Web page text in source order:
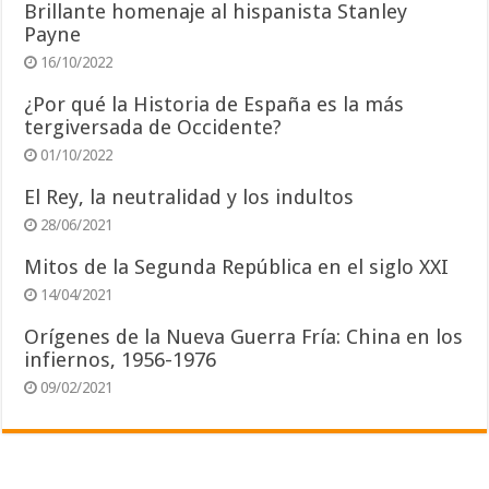
Brillante homenaje al hispanista Stanley
Payne
16/10/2022
¿Por qué la Historia de España es la más
tergiversada de Occidente?
01/10/2022
El Rey, la neutralidad y los indultos
28/06/2021
Mitos de la Segunda República en el siglo XXI
14/04/2021
Orígenes de la Nueva Guerra Fría: China en los
infiernos, 1956-1976
09/02/2021